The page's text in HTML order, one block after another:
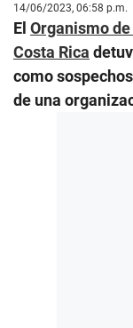
14/06/2023, 06:58 p.m.
El Organismo
Costa Rica
como
de una